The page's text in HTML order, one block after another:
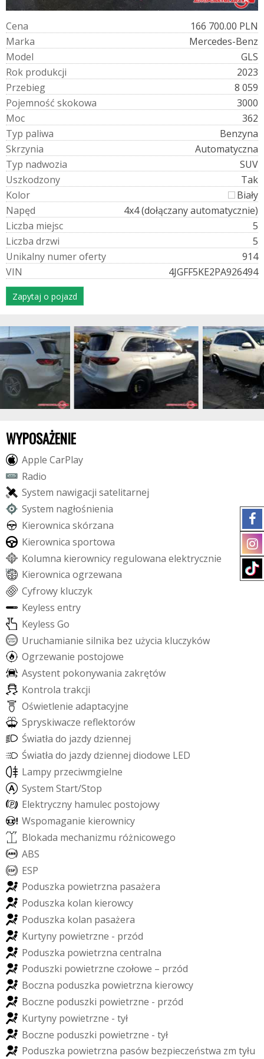
Cena
166 700.00 PLN
Marka
Mercedes-Benz
Model
GLS
Rok produkcji
2023
Przebieg
8 059
Pojemność skokowa
3000
Moc
362
Typ paliwa
Benzyna
Skrzynia
Automatyczna
Typ nadwozia
SUV
Uszkodzony
Tak
Kolor
Biały
Napęd
4x4 (dołączany automatycznie)
Liczba miejsc
5
Liczba drzwi
5
Unikalny numeroferty
914
VIN 4JGFF5KE2PA926494
Zapytaj o pojazd
WYPOSAŻENIE
Apple CarPlay
Radio
System nawigacji satelitarnej
System nagłośnienia
Kierownica skórzana
Kierownica sportowa
Kolumna kierownicy regulowana elektrycznie
Kierownica ogrzewana
Cyfrowy kluczyk
Keyless entry
Keyless Go
Uruchamianie silnika bez użycia kluczyków
Ogrzewanie postojowe
Asystent pokonywania zakrętów
Kontrola trakcji
Oświetlenie adaptacyjne
Spryskiwacze refektorów
Światła do jazdydziennej
Światła do jazdydziennej diodowe LED
Lampy przeciwmgielne
System Start/Stop
Elektryczny hamulec postojowy
Wspomaganie kierownicy
Blokada mechanizmu różnicowego
ABS
ESP
Poduszka powietrzna pasażera
Poduszka kolan kierowcy
Poduszka kolan pasażera
Kurtyny powietrzne - przód
Poduszka powietrzna centralna
Poduszki powietrzne czołowe – przód
Boczna poduszka powietrzna kierowcy
Boczne poduszki powietrzne - przód
Kurtyny powietrzne - tył
Boczne poduszki powietrzne - tył
Poduszka powietrzna pasów bezpieczeństwa zm tyłu